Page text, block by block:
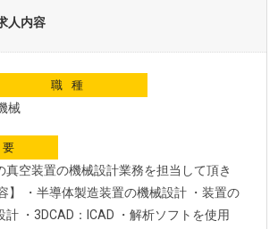
人内容
職種
械
真空装置の機械設計業務を担当して頂き
】 ・半導体製造装置の機械設計 ・装置の
・3DCAD：ICAD ・解析ソフトを使用